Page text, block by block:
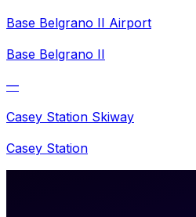
Base Belgrano II Airport
Base Belgrano II
—
Casey Station Skiway
Casey Station